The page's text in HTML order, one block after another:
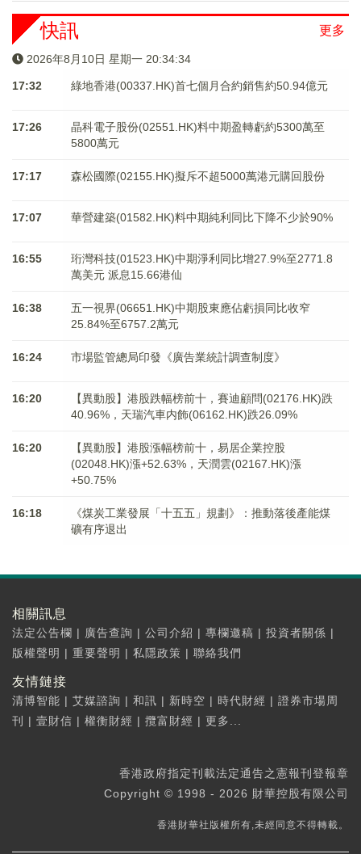
更多
快訊
2026年8月10日 星期一 20:34:34
17:32 綠地香港(00337.HK)首七個月合約銷售約50.94億元
17:26
晶科電子股份(02551.HK)料中期盈轉虧約5300萬至
5800萬元
17:17 森松國際(02155.HK)擬斥不超5000萬港元購回股份
17:07 華營建築(01582.HK)料中期純利同比下降不少於90%
16:55
珩灣科技(01523.HK)中期淨利同比增27.9%至2771.8
萬美元 派息15.66港仙
16:38
五一視界(06651.HK)中期股東應佔虧損同比收窄
25.84%至6757.2萬元
16:24 市場監管總局印發《廣告業統計調查制度》
16:20
【異動股】港股跌幅榜前十，賽迪顧問(02176.HK)跌
40.96%，天瑞汽車内飾(06162.HK)跌26.09%
16:20
【異動股】港股漲幅榜前十，易居企業控股
(02048.HK)漲+52.63%，天潤雲(02167.HK)漲
+50.75%
16:18
《煤炭工業發展「十五五」規劃》：推動落後產能煤
礦有序退出
相關訊息
法定公告欄 | 廣告查詢 | 公司介紹 | 專欄邀稿 | 投資者關係 |
版權聲明 | 重要聲明 | 私隱政策 | 聯絡我們
友情鏈接
清博智能 | 艾媒諮詢 | 和訊 | 新時空 | 時代財經 | 證券市場周
刊
| 壹財信 | 權衡財經 | 攬富財經 | 更多...
香港政府指定刊載法定通告之憲報刊登報章
Copyright © 1998 - 2026 財華控股有限公司
香港財華社版權所有,未經同意不得轉載。